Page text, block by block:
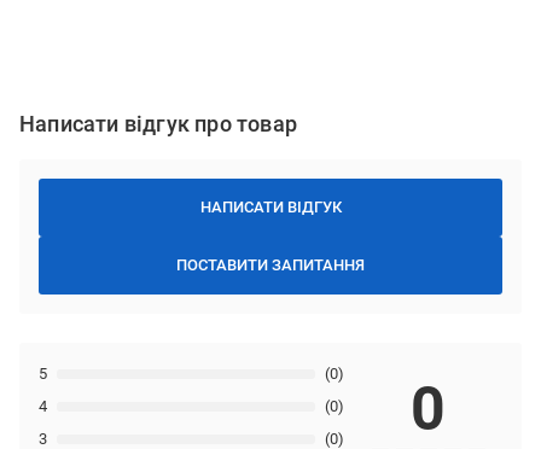
Написати відгук про товар
НАПИСАТИ ВІДГУК
ПОСТАВИТИ ЗАПИТАННЯ
3 (0)
4 (0)
5 (0)
0